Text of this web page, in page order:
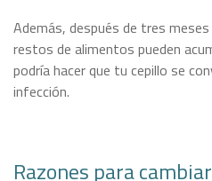
Además, después de tres
restos de alimentos pueden
podría hacer que tu cepillo se
infección.
Razones para